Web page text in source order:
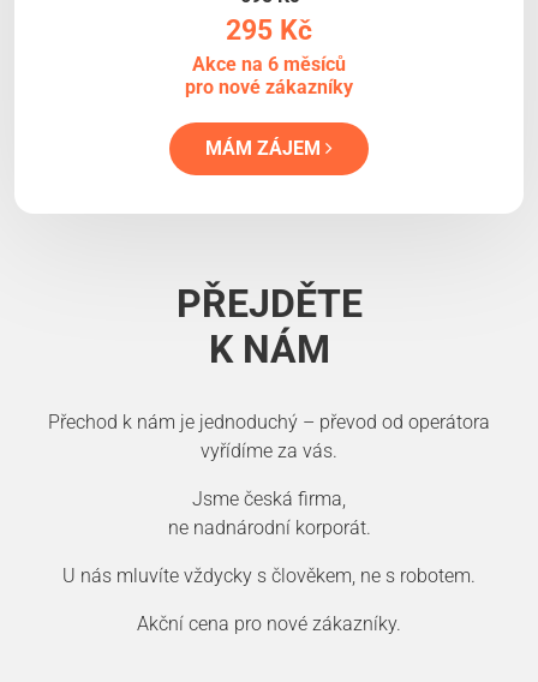
295 Kč
Akce na 6 měsíců
pro nové zákazníky
MÁM ZÁJEM
PŘEJDĚTE
K NÁM
Přechod k nám je jednoduchý – převod od operátora
vyřídíme za vás.
Jsme česká firma,
ne nadnárodní korporát.
U nás mluvíte vždycky s člověkem, ne s robotem.
Akční cena pro nové zákazníky.